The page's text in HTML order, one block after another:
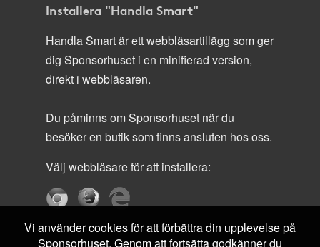
Installera "Handla Smart"
Handla Smart är ett webbläsartillägg som ger
dig Sponsorhuset i en minifierad version,
direkt i webbläsaren.
Du påminns om Sponsorhuset när du
besöker en butik som finns ansluten hos oss.
Välj webbläsare för att installera:
Vi använder cookies för att förbättra din upplevelse på
Sponsorhuset. Genom att fortsätta godkänner du